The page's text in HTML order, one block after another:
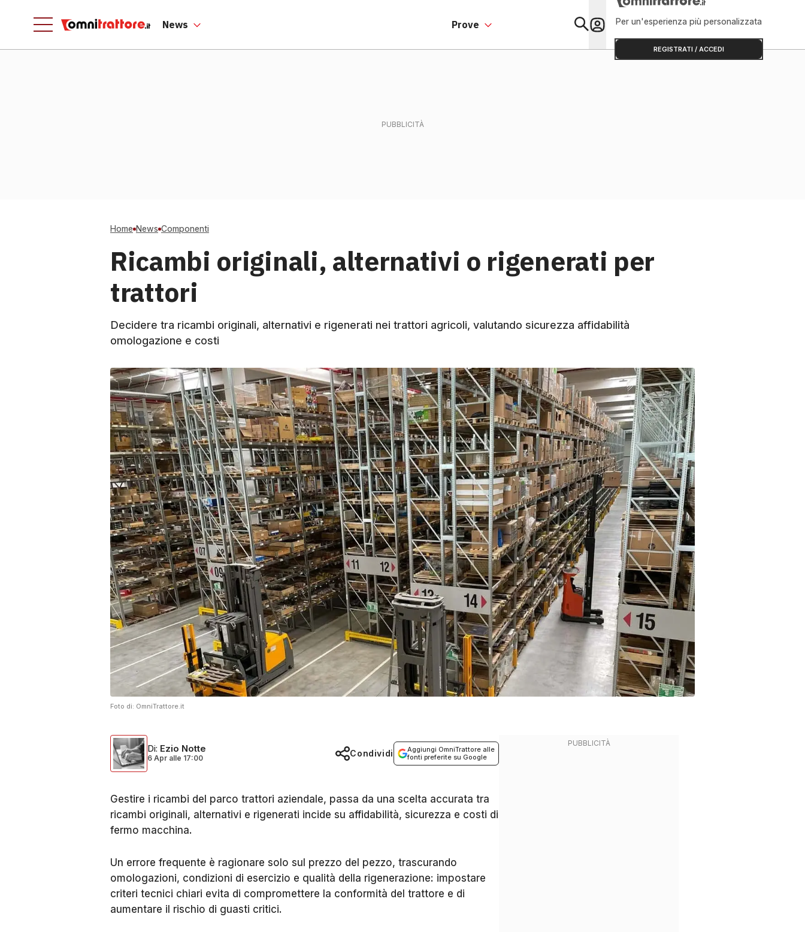
News Prove Primo Piano
Per un'esperienza più personalizzata
REGISTRATI / ACCEDI
Home News Componenti
Ricambi originali, alternativi o rigenerati per
trattori
Decidere tra ricambi originali, alternativi e rigenerati nei trattori agricoli, valutando sicurezza affidabilità
omologazione e costi
Foto di: OmniTrattore.it
Di: Ezio Notte
6 Apr alle 17:00
Aggiungi OmniTrattore alle
fonti preferite su Google
Condividi
Gestire i ricambi del parco trattori aziendale, passa da una scelta accurata tra
ricambi originali, alternativi e rigenerati incide su affidabilità, sicurezza e costi di
fermo macchina.
Un errore frequente è ragionare solo sul prezzo del pezzo, trascurando
omologazioni, condizioni di esercizio e qualità della rigenerazione: impostare
criteri tecnici chiari evita di compromettere la conformità del trattore e di
aumentare il rischio di guasti critici.